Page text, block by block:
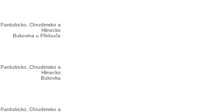
Pardubicko, Chrudimsko a
Hlinecko
Bukovina u Přelouče
Pardubicko, Chrudimsko a
Hlinecko
Bukovka
Pardubicko, Chrudimsko a